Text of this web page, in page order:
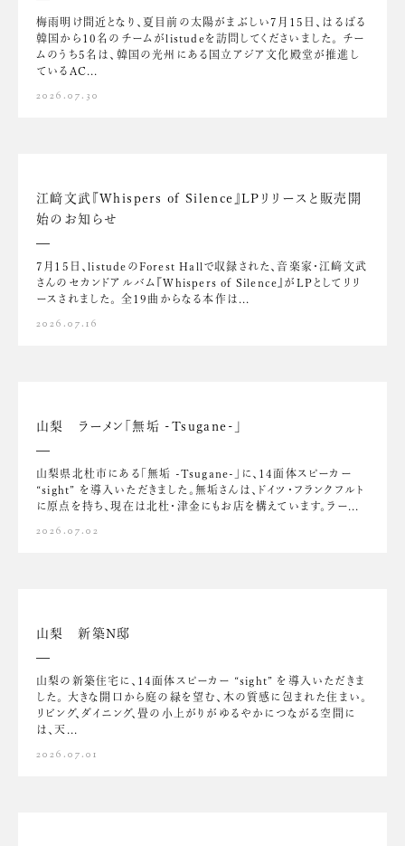
梅雨明け間近となり、夏目前の太陽がまぶしい7月15日、はるばる
韓国から10名のチームがlistudeを訪問してくださいました。 チー
ムのうち5名は、韓国の光州にある国立アジア文化殿堂が推進し
ているAC...
2026.07.30
江﨑文武『Whispers of Silence』LPリリースと販売開
始のお知らせ
7月15日、listudeのForest Hallで収録された、音楽家・江﨑文武
さんのセカンドアルバム『Whispers of Silence』がLPとしてリリ
ースされました。 全19曲からなる本作は...
2026.07.16
山梨 ラーメン「無垢 -Tsugane-」
山梨県北杜市にある「無垢 -Tsugane-」に、14面体スピーカー
“sight” を導入いただきました。無垢さんは、ドイツ・フランクフルト
に原点を持ち、現在は北杜・津金にもお店を構えています。ラー...
2026.07.02
山梨 新築N邸
山梨の新築住宅に、14面体スピーカー “sight” を導入いただきま
した。 大きな開口から庭の緑を望む、木の質感に包まれた住まい。
リビング、ダイニング、畳の小上がりがゆるやかにつながる空間に
は、天...
2026.07.01